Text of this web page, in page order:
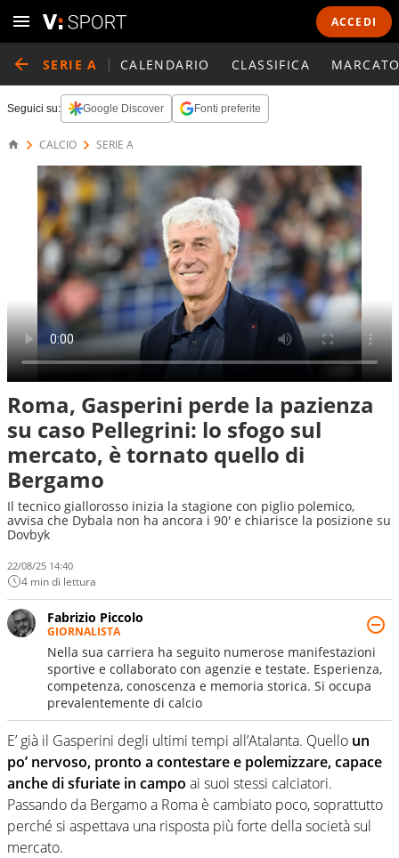
ACCEDI
SERIE A CALENDARIO CLASSIFICA
Seguici su: Google Discover Fonti preferite
CALCIO SERIE A
Roma, Gasperini perde la pazienza
su caso Pellegrini: lo sfogo sul
mercato, è tornato quello di
Bergamo
Il tecnico giallorosso inizia la stagione con piglio polemico,
avvisa che Dybala non ha ancora i 90' e chiarisce la posizione su
Dovbyk
22/08/25 14:40
4 min di lettura
Fabrizio Piccolo
GIORNALISTA
Nella sua carriera ha seguito numerose manifestazioni
sportive e collaborato con agenzie e testate. Esperienza,
competenza, conoscenza e memoria storica. Si occupa
prevalentemente di calcio
E’ già il Gasperini degli ultimi tempi all’Atalanta. Quello un
po’ nervoso, pronto a contestare e polemizzare, capace
anche di sfuriate in campo ai suoi stessi calciatori.
Passando da Bergamo a Roma è cambiato poco, soprattutto
perché si aspettava una risposta più forte della società sul
mercato.